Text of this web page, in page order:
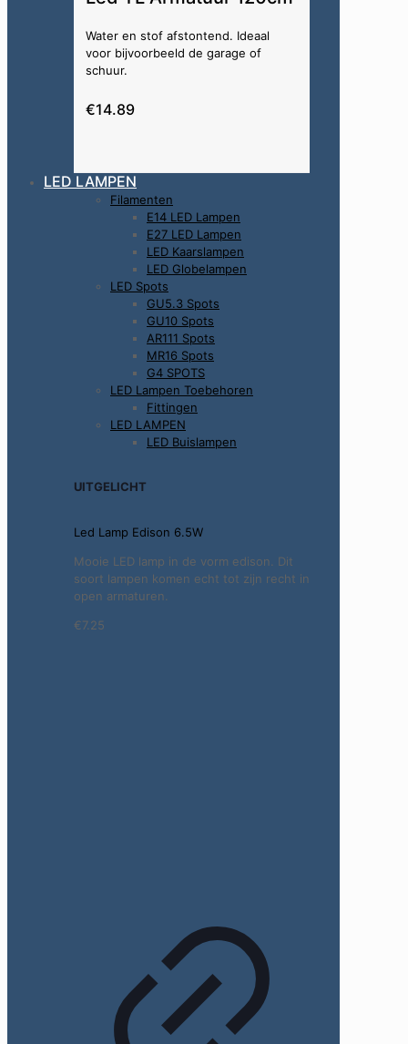
Water en stof afstontend. Ideaal
voor bijvoorbeeld de garage of
schuur.
€14.89
LED LAMPEN
Filamenten
E14 LED Lampen
E27 LED Lampen
LED Kaarslampen
LED Globelampen
LED Spots
GU5.3 Spots
GU10 Spots
AR111 Spots
MR16 Spots
G4 SPOTS
LED Lampen Toebehoren
Fittingen
LED LAMPEN
LED Buislampen
UITGELICHT
Led Lamp Edison 6.5W
Mooie LED lamp in de vorm edison. Dit
soort lampen komen echt tot zijn recht in
open armaturen.
€7.25